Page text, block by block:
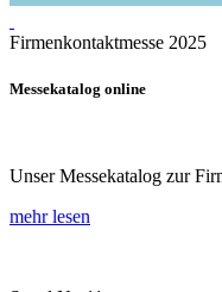
Firmenkontaktmesse 2025
Messekatalog online
Unser Messekatalog zur
mehr lesen